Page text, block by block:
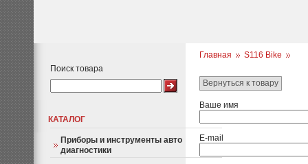
Поиск товара
КАТАЛОГ
Приборы и инструменты авто
диагностики
Главная S116 Bike
Вернуться к товару
Ваше имя
E-mail